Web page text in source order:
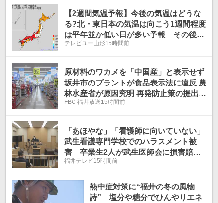
【2週間気温予報】今後の気温はどうな
る?北・東日本の気温は向こう1週間程度
は平年並か低い日が多い予報 その後は
平年並か高い予報 熱中症などに注意
テレビユー山形15時間前
原材料のワカメを「中国産」と表示せず
坂井市のプラントが食品表示法に違反 農
林水産省が原因究明 再発防止策の提出求
める
FBC 福井放送15時間前
「あほやな」「看護師に向いていない」
武生看護専門学校でのハラスメント被
害 卒業生2人が武生医師会に損害賠償
請求 医師会は争う姿勢
福井テレビ15時間前
熱中症対策に“福井の冬の風物
詩” 塩分や糖分でひんやりエネ